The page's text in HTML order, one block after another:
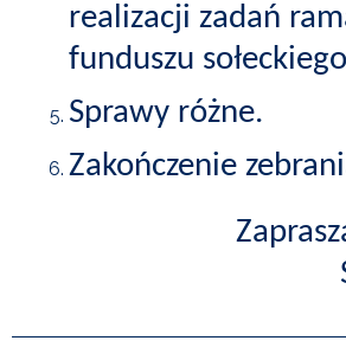
realizacji zadań
funduszu
Sprawy różne.
Zakończenie